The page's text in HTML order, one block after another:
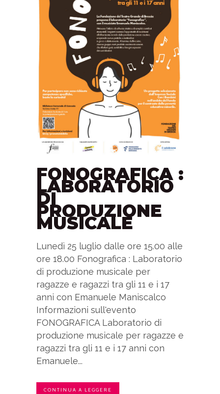
FONOGRAFICA :
LABORATORIO
DI
PRODUZIONE
MUSICALE
Lunedì 25 luglio dalle ore 15.00 alle
ore 18.00 Fonografica : Laboratorio
di produzione musicale per
ragazze e ragazzi tra gli 11 e i 17
anni con Emanuele Maniscalco
Informazioni sull'evento
FONOGRAFICA Laboratorio di
produzione musicale per ragazze e
ragazzi tra gli 11 e i 17 anni con
Emanuele...
CONTINUA A LEGGERE